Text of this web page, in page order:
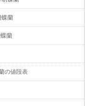
蝶蘭
蘭
の値段表